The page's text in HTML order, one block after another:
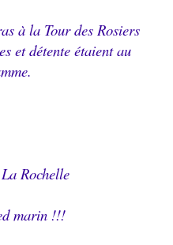
à la Tour des Rosiers
et détente étaient au
Rochelle
marin !!!